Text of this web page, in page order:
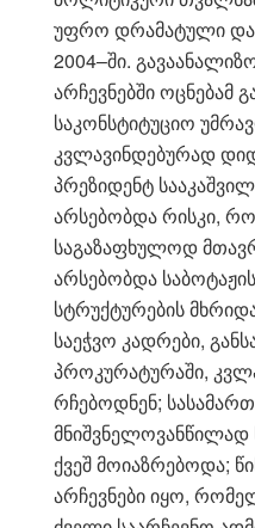
უფრო დრამატული და
2004–ში.
არჩევნებში ოცნებამ
საკონსტიტუციო
კვლავინდებურად
პრეზიდენტ
არსებობდა რისკი,
საგაზაფხულოდ
არსებობდა
სტრუქტურების
საეჭვო კადრები,
პროკურატურაში,
რჩებოდნენ;
მნიშვნელოვანწილად
ქვეშ მოიაზრებოდა;
არჩევნები იყო,